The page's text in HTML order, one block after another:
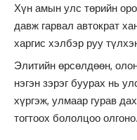
Хүн амын улс төрийн
давж гарвал автократ
харгис хэлбэр руу
Элитийн өрсөлдөөн,
нэгэн зэрэг буурах нь
хүргэж, улмаар гурав
тогтоох бололцоо олгоно.